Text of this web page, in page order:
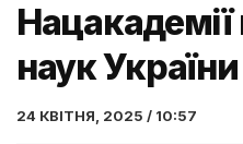
наук України
24 КВІТНЯ, 2025 / 10:57